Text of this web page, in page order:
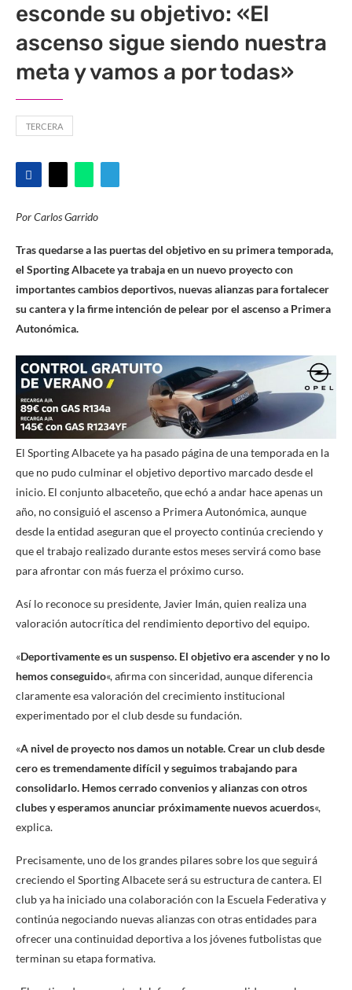
esconde su objetivo: «El
ascenso sigue siendo nuestra
meta y vamos a por todas»
TERCERA
Por Carlos Garrido
Tras quedarse a las puertas del objetivo en su primera temporada,
el Sporting Albacete ya trabaja en un nuevo proyecto con
importantes cambios deportivos, nuevas alianzas para fortalecer
su cantera y la firme intención de pelear por el ascenso a Primera
Autonómica.
El Sporting Albacete ya ha pasado página de una temporada en la
que no pudo culminar el objetivo deportivo marcado desde el
inicio. El conjunto albaceteño, que echó a andar hace apenas un
año, no consiguió el ascenso a Primera Autonómica, aunque
desde la entidad aseguran que el proyecto continúa creciendo y
que el trabajo realizado durante estos meses servirá como base
para afrontar con más fuerza el próximo curso.
Así lo reconoce su presidente, Javier Imán, quien realiza una
valoración autocrítica del rendimiento deportivo del equipo.
«Deportivamente es un suspenso. El objetivo era ascender y no lo
hemos conseguido«, afirma con sinceridad, aunque diferencia
claramente esa valoración del crecimiento institucional
experimentado por el club desde su fundación.
«A nivel de proyecto nos damos un notable. Crear un club desde
cero es tremendamente difícil y seguimos trabajando para
consolidarlo. Hemos cerrado convenios y alianzas con otros
clubes y esperamos anunciar próximamente nuevos acuerdos«,
explica.
Precisamente, uno de los grandes pilares sobre los que seguirá
creciendo el Sporting Albacete será su estructura de cantera. El
club ya ha iniciado una colaboración con la Escuela Federativa y
continúa negociando nuevas alianzas con otras entidades para
ofrecer una continuidad deportiva a los jóvenes futbolistas que
terminan su etapa formativa.